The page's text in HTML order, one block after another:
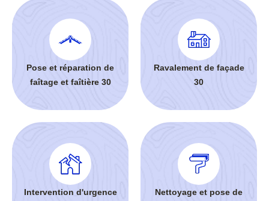
Pose et réparation de
faîtage et faîtière 30
Ravalement de façade
30
Intervention d'urgence
Nettoyage et pose de